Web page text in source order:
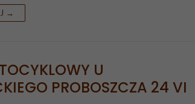
→
U
PROBOSZCZA 24 VI